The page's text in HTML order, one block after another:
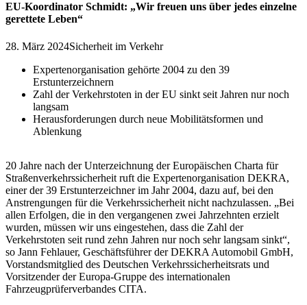
EU-Koordinator Schmidt: „Wir freuen uns über jedes einzelne
gerettete Leben“
28. März 2024Sicherheit im Verkehr
Expertenorganisation gehörte 2004 zu den 39
Erstunterzeichnern
Zahl der Verkehrstoten in der EU sinkt seit Jahren nur noch
langsam
Herausforderungen durch neue Mobilitätsformen und
Ablenkung
20 Jahre nach der Unterzeichnung der Europäischen Charta für
Straßenverkehrssicherheit ruft die Expertenorganisation DEKRA,
einer der 39 Erstunterzeichner im Jahr 2004, dazu auf, bei den
Anstrengungen für die Verkehrssicherheit nicht nachzulassen. „Bei
allen Erfolgen, die in den vergangenen zwei Jahrzehnten erzielt
wurden, müssen wir uns eingestehen, dass die Zahl der
Verkehrstoten seit rund zehn Jahren nur noch sehr langsam sinkt“,
so Jann Fehlauer, Geschäftsführer der DEKRA Automobil GmbH,
Vorstandsmitglied des Deutschen Verkehrssicherheitsrats und
Vorsitzender der Europa-Gruppe des internationalen
Fahrzeugprüferverbandes CITA.